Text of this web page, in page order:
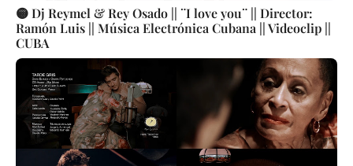
🟡 Dj Reymel & Rey Osado || ¨I love you¨ || Director:
Ramón Luis || Música Electrónica Cubana || Videoclip ||
CUBA